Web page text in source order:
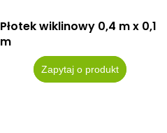
Płotek wiklinowy 0,4 m x 0,1
m
Zapytaj o produkt